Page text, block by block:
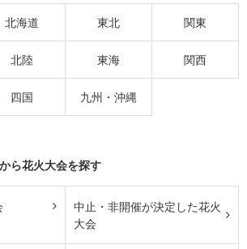
北海道 東北 関東
北陸 東海 関西
四国 九州・沖縄
ら花火大会を探す
中止・非開催が決定した花火
大会